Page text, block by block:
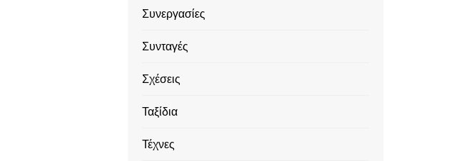
Συνεργασίες
Συνταγές
Σχέσεις
Ταξίδια
Τέχνες